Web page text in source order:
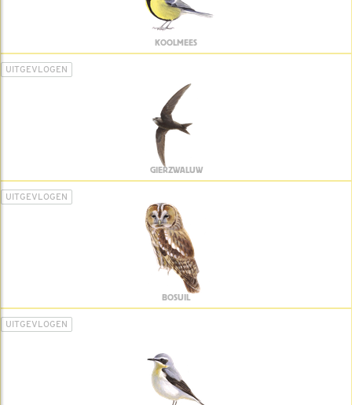
KOOLMEES
UITGEVLOGEN
GIERZWALUW
UITGEVLOGEN
BOSUIL
UITGEVLOGEN